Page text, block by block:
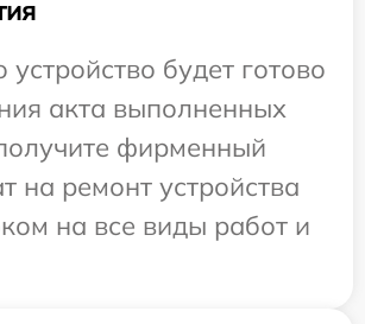
устройство будет готово
акта выполненных
фирменный
на ремонт устройства
на все виды работ и